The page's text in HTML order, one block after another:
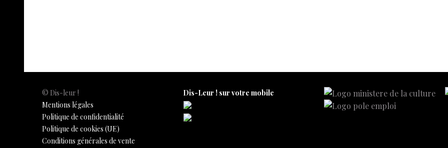
© Dis-leur !
Mentions légales
Politique de confidentialité
Politique de cookies (UE)
Conditions générales de vente
Dis-Leur ! sur votre mobile